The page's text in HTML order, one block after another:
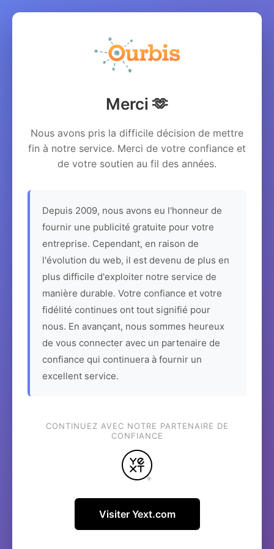
Merci 🫶
Nous avons pris la difficile décision de mettre
fin à notre service. Merci de votre confiance et
de votre soutien au fil des années.
Depuis 2009, nous avons eu l'honneur de
fournir une publicité gratuite pour votre
entreprise. Cependant, en raison de
l'évolution du web, il est devenu de plus en
plus difficile d'exploiter notre service de
manière durable. Votre confiance et votre
fidélité continues ont tout signifié pour
nous. En avançant, nous sommes heureux
de vous connecter avec un partenaire de
confiance qui continuera à fournir un
excellent service.
CONTINUEZ AVEC NOTRE PARTENAIRE DE
CONFIANCE
Visiter Yext.com